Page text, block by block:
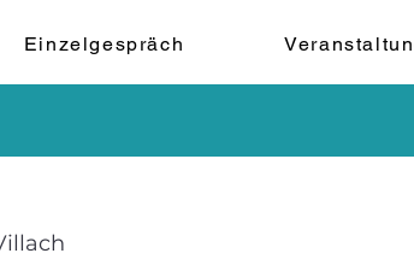
Einzelgespräch